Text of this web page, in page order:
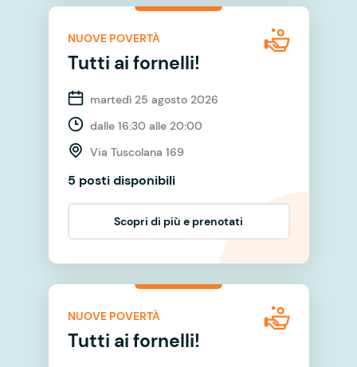
NUOVE POVERTÀ
Tutti ai fornelli!
martedì 25 agosto 2026
dalle 16:30 alle 20:00
Via Tuscolana 169
5 posti disponibili
Scopri di più e prenotati
NUOVE POVERTÀ
Tutti ai fornelli!